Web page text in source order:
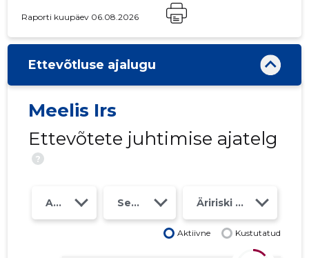
Raporti kuupäev 06.08.2026
Ettevõtluse ajalugu
Meelis Irs
Ettevõtete juhtimise ajatelg
?
Aasta Seosed Äririski klass
Aktiivne Kustutatud